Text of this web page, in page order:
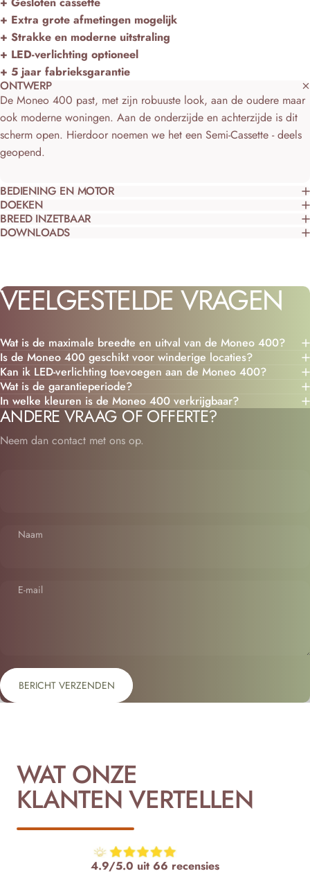
+ Extra grote afmetingen mogelijk
+ Strakke en moderne uitstraling
+ LED-verlichting optioneel
+ 5 jaar fabrieksgarantie
ONTWERP
De Moneo 400 past, met zijn robuuste look, aan de oudere maar
ook moderne woningen. Aan de onderzijde en achterzijde is dit
scherm open. Hierdoor noemen we het een Semi-Cassette - deels
geopend.
BEDIENING EN MOTOR
DOEKEN
BREED INZETBAAR
DOWNLOADS
VEELGESTELDEVRAGEN
Wat is de maximale breedte en uitval van de Moneo 400?
Is de Moneo 400 geschikt voor winderige locaties?
Kan ik LED-verlichting toevoegen aan de Moneo 400?
Wat is de garantieperiode?
In welke kleuren is de Moneo 400 verkrijgbaar?
ANDERE VRAAG OF OFFERTE?
Neem dan contact met ons op.
Naam
E-mail
Bericht verzenden
BERICHT VERZENDEN
WAT ONZE
KLANTEN VERTELLEN
4.9/5.0 uit 66 recensies